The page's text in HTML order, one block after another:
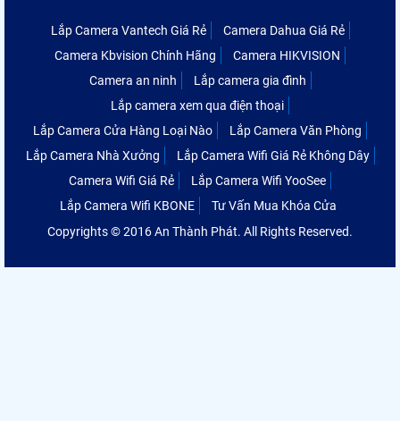
Lắp Camera Vantech Giá Rẻ
Camera Dahua Giá Rẻ
Camera Kbvision Chính Hãng
Camera HIKVISION
Camera an ninh
Lắp camera gia đình
Lắp camera xem qua điện thoại
Lắp Camera Cửa Hàng Loại Nào
Lắp Camera Văn Phòng
Lắp Camera Nhà Xưởng
Lắp Camera Wifi Giá Rẻ Không Dây
Camera Wifi Giá Rẻ
Lắp Camera Wifi YooSee
Lắp Camera Wifi KBONE
Tư Vấn Mua Khóa Cửa
Copyrights © 2016 An Thành Phát. All Rights Reserved.